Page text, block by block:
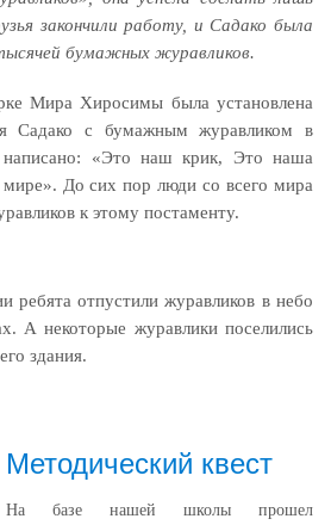
закончили работу, и Садако была
бумажных журавликов.
Мира Хиросимы была установлена
Садако с бумажным журавликом в
написано: «Это наш крик, Это наша
До сих пор люди со всего мира
к этому постаменту.
ребята отпустили журавликов в небо
А некоторые журавлики поселились
здания.
Методический квест
На базе нашей школы прошел